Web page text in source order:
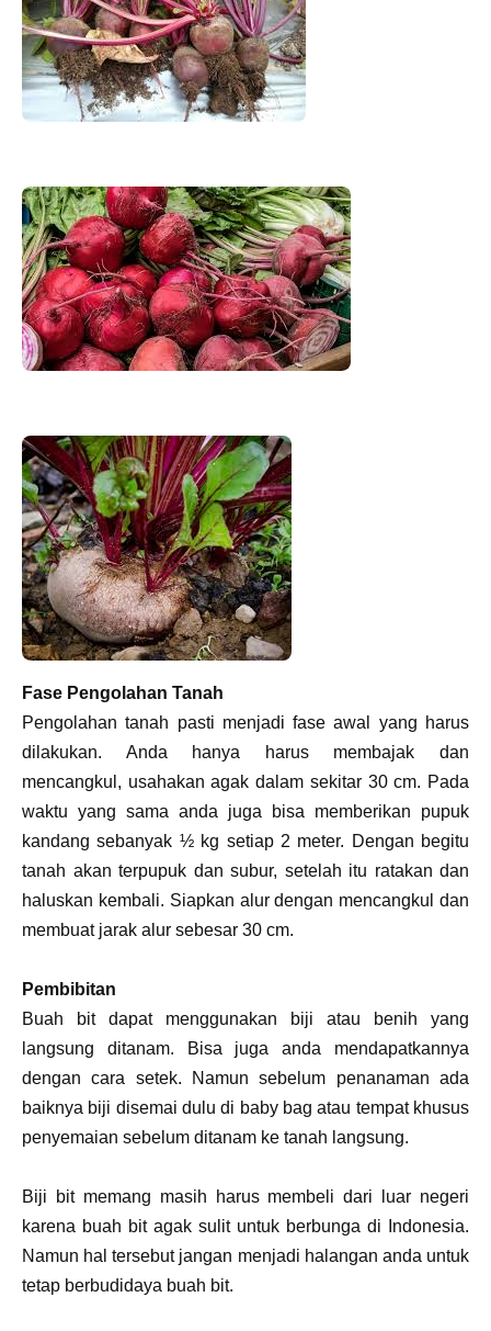
Fase Pengolahan Tanah
Pengolahan tanah pasti menjadi fase awal yang harus
dilakukan. Anda hanya harus membajak dan
mencangkul, usahakan agak dalam sekitar 30 cm. Pada
waktu yang sama anda juga bisa memberikan pupuk
kandang sebanyak ½ kg setiap 2 meter. Dengan begitu
tanah akan terpupuk dan subur, setelah itu ratakan dan
haluskan kembali. Siapkan alur dengan mencangkul dan
membuat jarak alur sebesar 30 cm.
Pembibitan
Buah bit dapat menggunakan biji atau benih yang
langsung ditanam. Bisa juga anda mendapatkannya
dengan cara setek. Namun sebelum penanaman ada
baiknya biji disemai dulu di baby bag atau tempat khusus
penyemaian sebelum ditanam ke tanah langsung.
Biji bit memang masih harus membeli dari luar negeri
karena buah bit agak sulit untuk berbunga di Indonesia.
Namun hal tersebut jangan menjadi halangan anda untuk
tetap berbudidaya buah bit.